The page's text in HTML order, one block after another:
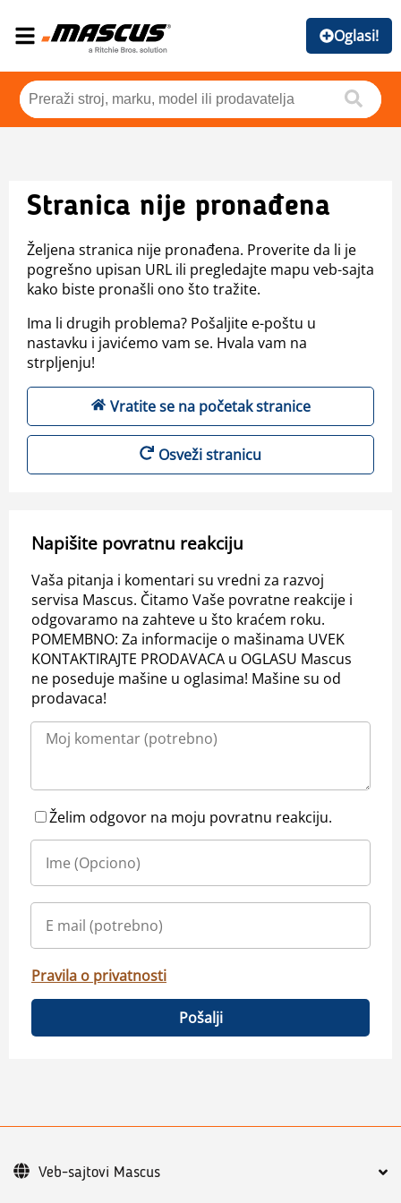
Oglasi!
Stranica nije pronađena
Željena stranica nije pronađena. Proverite da li je
pogrešno upisan URL ili pregledajte mapu veb-sajta
kako biste pronašli ono što tražite.
Ima li drugih problema? Pošaljite e-poštu u
nastavku i javićemo vam se. Hvala vam na
strpljenju!
Vratite se na početak stranice
Osveži stranicu
Napišite povratnu reakciju
Vaša pitanja i komentari su vredni za razvoj
servisa Mascus. Čitamo Vaše povratne reakcije i
odgovaramo na zahteve u što kraćem roku.
POMEMBNO: Za informacije o mašinama UVEK
KONTAKTIRAJTE PRODAVACA u OGLASU Mascus
ne poseduje mašine u oglasima! Mašine su od
prodavaca!
Želim odgovor na moju povratnu reakciju.
Pravila o privatnosti
Pošalji
Veb-sajtovi Mascus